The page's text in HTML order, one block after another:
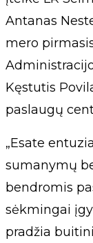
Antanas
mero
Kęstutis
paslaugų
„Esate
sumanymų
bendromis
sėkmingai
pradžia